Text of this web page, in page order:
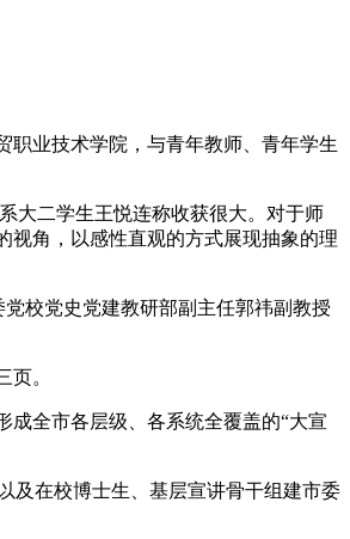
职业技术学院，与青年教师、青年学生
大二学生王悦连称收获很大。对于师
视角，以感性直观的方式展现抽象的理
校党史党建教研部副主任郭祎副教授
。
成全市各层级、各系统全覆盖的“大宣
及在校博士生、基层宣讲骨干组建市委